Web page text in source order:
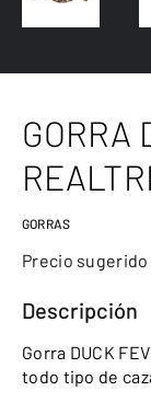
GORRA
GORRAS
Precio
Descripción
Gorra DUCK
todo tipo de